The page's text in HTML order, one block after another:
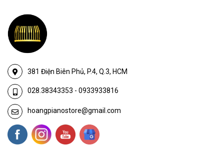
381 Điện Biên Phủ, P.4, Q.3, HCM
028.38343353 - 0933933816
hoangpianostore@gmail.com